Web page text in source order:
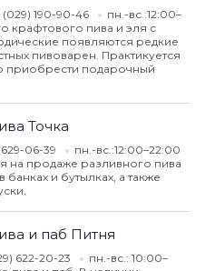
(029) 190-90-46
пн.-вс.:12:00–
крафтового пива и эля с
появляются редкие
пивоварен. Практикуется
приобрести подарочный
Точка
06-39
пн.-вс.:12:00–22:00
на продаже разливного пива
и бутылках, а также
и паб Питня
622-20-23
пн.-вс.: 10:00–